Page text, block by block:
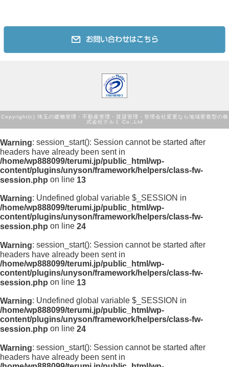
Copyright(c) 埼玉の建物管理・不動産管理・賃貸管理・管理会社変更なら地域密着型の株
式会社テルミ
Co.,Ltd
Warning: session_start(): Session cannot be started after
headers have already been sent in
/home/wp888099/terumi.jp/public_html/wp-
content/plugins/unyson/framework/helpers/class-fw-
session.php on line 13
Warning: Undefined global variable $_SESSION in
/home/wp888099/terumi.jp/public_html/wp-
content/plugins/unyson/framework/helpers/class-fw-
session.php on line 24
Warning: session_start(): Session cannot be started after
headers have already been sent in
/home/wp888099/terumi.jp/public_html/wp-
content/plugins/unyson/framework/helpers/class-fw-
session.php on line 13
Warning: Undefined global variable $_SESSION in
/home/wp888099/terumi.jp/public_html/wp-
content/plugins/unyson/framework/helpers/class-fw-
session.php on line 24
Warning: session_start(): Session cannot be started after
headers have already been sent in